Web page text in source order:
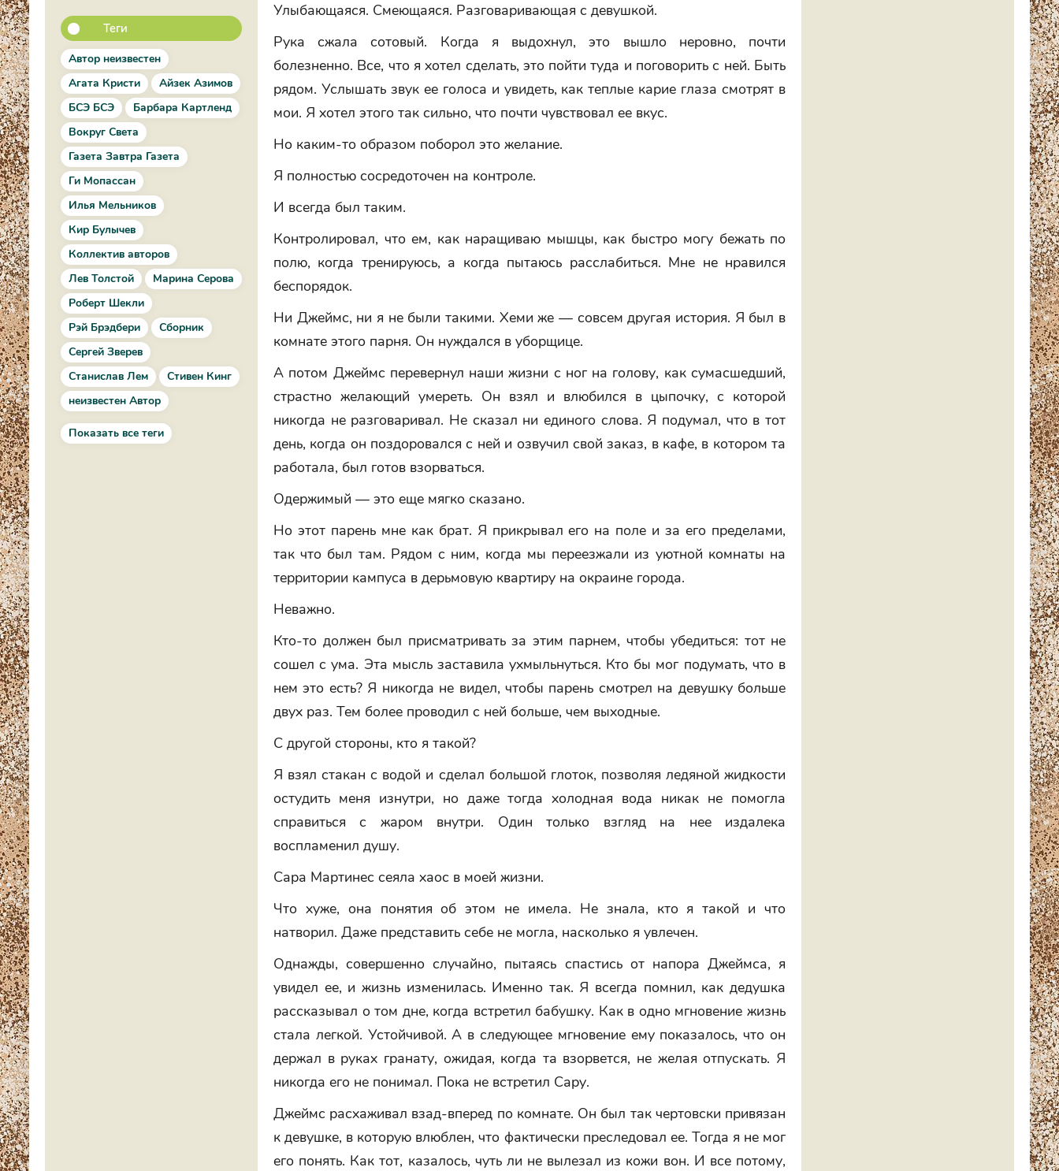
Теги
Автор неизвестен
Агата Кристи
Айзек Азимов
БСЭ БСЭ
Барбара Картленд
Вокруг Света
Газета Завтра Газета
Ги Мопассан
Илья Мельников
Кир Булычев
Коллектив авторов
Лев Толстой
Марина Серова
Роберт Шекли
Рэй Брэдбери
Сборник
Сергей Зверев
Станислав Лем
Стивен Кинг
неизвестен Автор
Показать все теги
Улыбающаяся. Смеющаяся. Разговаривающая с девушкой.
Рука сжала сотовый. Когда я выдохнул, это вышло неровно, почти
болезненно. Все, что я хотел сделать, это пойти туда и поговорить с ней. Быть
рядом. Услышать звук ее голоса и увидеть, как теплые карие глаза смотрят в
мои. Я хотел этого так сильно, что почти чувствовал ее вкус.
Но каким-то образом поборол это желание.
Я полностью сосредоточен на контроле.
И всегда был таким.
Контролировал, что ем, как наращиваю мышцы, как быстро могу бежать по
полю, когда тренируюсь, а когда пытаюсь расслабиться. Мне не нравился
беспорядок.
Ни Джеймс, ни я не были такими. Хеми же — совсем другая история. Я был в
комнате этого парня. Он нуждался в уборщице.
А потом Джеймс перевернул наши жизни с ног на голову, как сумасшедший,
страстно желающий умереть. Он взял и влюбился в цыпочку, с которой
никогда не разговаривал. Не сказал ни единого слова. Я подумал, что в тот
день, когда он поздоровался с ней и озвучил свой заказ, в кафе, в котором та
работала, был готов взорваться.
Одержимый — это еще мягко сказано.
Но этот парень мне как брат. Я прикрывал его на поле и за его пределами,
так что был там. Рядом с ним, когда мы переезжали из уютной комнаты на
территории кампуса в дерьмовую квартиру на окраине города.
Неважно.
Кто-то должен был присматривать за этим парнем, чтобы убедиться: тот не
сошел с ума. Эта мысль заставила ухмыльнуться. Кто бы мог подумать, что в
нем это есть? Я никогда не видел, чтобы парень смотрел на девушку больше
двух раз. Тем более проводил с ней больше, чем выходные.
С другой стороны, кто я такой?
Я взял стакан с водой и сделал большой глоток, позволяя ледяной жидкости
остудить меня изнутри, но даже тогда холодная вода никак не помогла
справиться с жаром внутри. Один только взгляд на нее издалека
воспламенил душу.
Сара Мартинес сеяла хаос в моей жизни.
Что хуже, она понятия об этом не имела. Не знала, кто я такой и что
натворил. Даже представить себе не могла, насколько я увлечен.
Однажды, совершенно случайно, пытаясь спастись от напора Джеймса, я
увидел ее, и жизнь изменилась. Именно так. Я всегда помнил, как дедушка
рассказывал о том дне, когда встретил бабушку. Как в одно мгновение жизнь
стала легкой. Устойчивой. А в следующее мгновение ему показалось, что он
держал в руках гранату, ожидая, когда та взорвется, не желая отпускать. Я
никогда его не понимал. Пока не встретил Сару.
Джеймс расхаживал взад-вперед по комнате. Он был так чертовски привязан
к девушке, в которую влюблен, что фактически преследовал ее. Тогда я не мог
его понять. Как тот, казалось, чуть ли не вылезал из кожи вон. И все потому,